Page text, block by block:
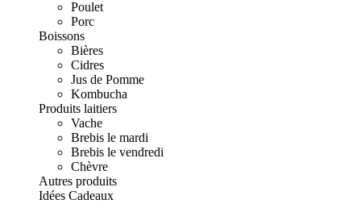
Poulet
Porc
Boissons
Bières
Cidres
Jus de Pomme
Kombucha
Produits laitiers
Vache
Brebis le mardi
Brebis le vendredi
Chèvre
Autres produits
Idées Cadeaux